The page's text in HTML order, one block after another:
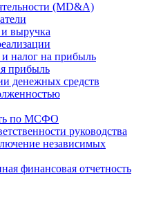
(MD&A)
выручка
налог на прибыль
прибыль
денежных средств
по МСФО
руководства
независимых
финансовая отчетность